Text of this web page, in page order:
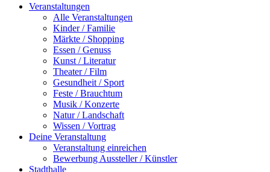
Veranstaltungen
Alle Veranstaltungen
Kinder / Familie
Märkte / Shopping
Essen / Genuss
Kunst / Literatur
Theater / Film
Gesundheit / Sport
Feste / Brauchtum
Musik / Konzerte
Natur / Landschaft
Wissen / Vortrag
Deine Veranstaltung
Veranstaltung einreichen
Bewerbung Aussteller / Künstler
Stadthalle